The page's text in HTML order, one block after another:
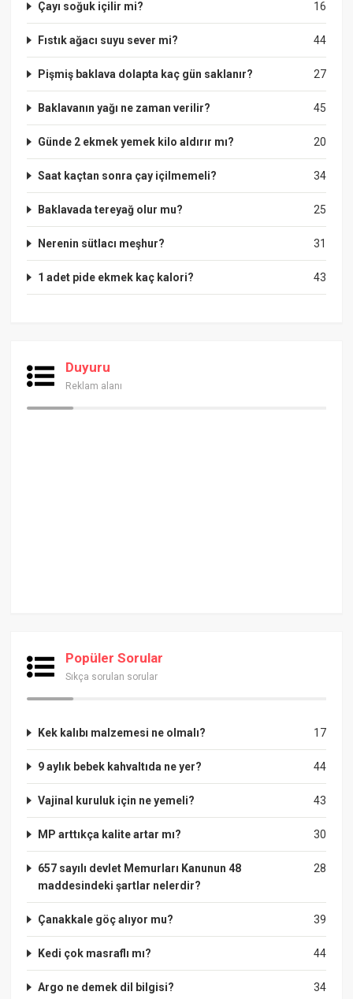
16
Çayı soğuk içilir mi?
44
Fıstık ağacı suyu sever mi?
27
Pişmiş baklava dolapta kaç gün saklanır?
45
Baklavanın yağı ne zaman verilir?
20
Günde 2 ekmek yemek kilo aldırır mı?
34
Saat kaçtan sonra çay içilmemeli?
25
Baklavada tereyağ olur mu?
31
Nerenin sütlacı meşhur?
43
1 adet pide ekmek kaç kalori?
Duyuru
Reklam alanı
Popüler Sorular
Sıkça sorulan sorular
17
Kek kalıbı malzemesi ne olmalı?
44
9 aylık bebek kahvaltıda ne yer?
43
Vajinal kuruluk için ne yemeli?
30
MP arttıkça kalite artar mı?
28
657 sayılı devlet Memurları Kanunun 48
maddesindeki şartlar nelerdir?
39
Çanakkale göç alıyor mu?
44
Kedi çok masraflı mı?
34
Argo ne demek dil bilgisi?